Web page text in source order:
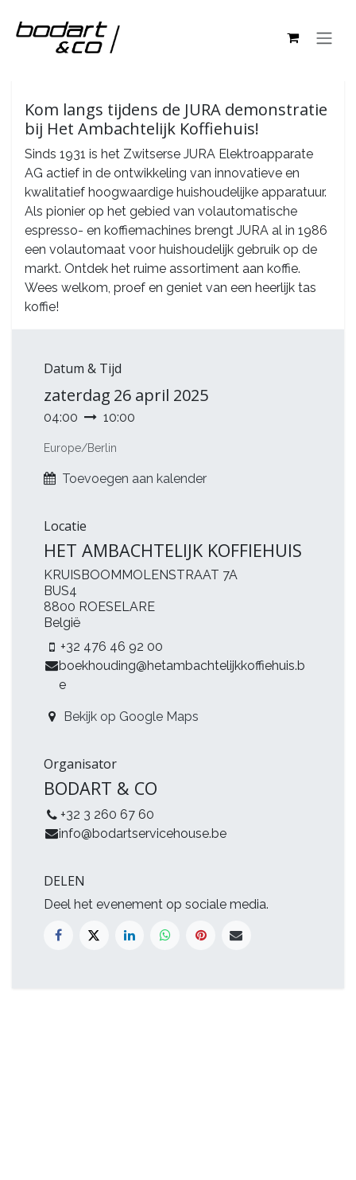
Kom langs tijdens de JURA demonstratie
bij Het Ambachtelijk Koffiehuis!
Sinds 1931 is het Zwitserse JURA Elektroapparate
AG actief in de ontwikkeling van innovatieve en
kwalitatief hoogwaardige huishoudelijke apparatuur.
Als pionier op het gebied van volautomatische
espresso- en koffiemachines brengt JURA al in 1986
een volautomaat voor huishoudelijk gebruik op de
markt. Ontdek het ruime assortiment aan koffie.
Wees welkom, proef en geniet van een heerlijk tas
koffie!
Datum & Tijd
zaterdag 26 april 2025
04:00 10:00
Europe/Berlin
Toevoegen aan kalender
Locatie
HET AMBACHTELIJK KOFFIEHUIS
KRUISBOOMMOLENSTRAAT 7A
BUS4
8800 ROESELARE
België
+32 476 46 92 00
boekhouding@hetambachtelijkkoffiehuis.b
e
Bekijk op Google Maps
Organisator
BODART & CO
+32 3 260 67 60
info@bodartservicehouse.be
DELEN
Deel het evenement op sociale media.